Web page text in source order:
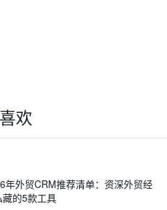
欢
年外贸CRM推荐清单：资深外贸经
藏的5款工具